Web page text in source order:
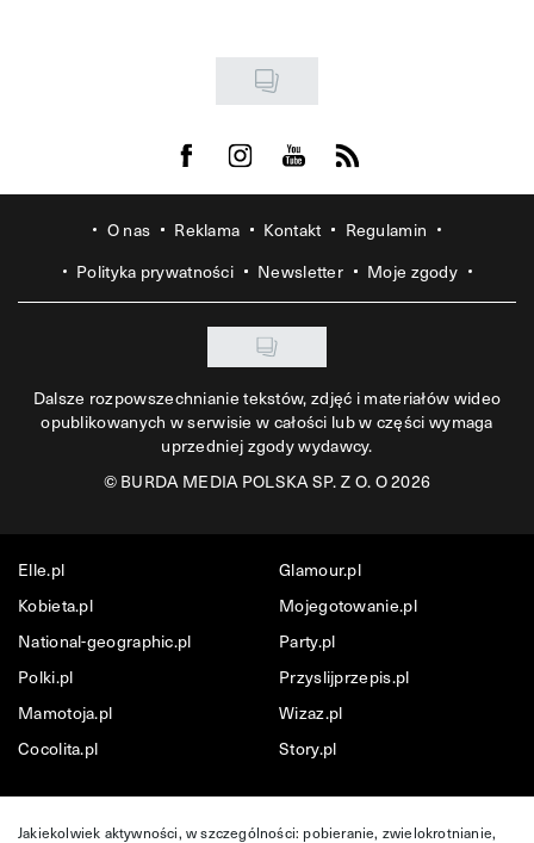
Visit us on Facebook
Visit us on Instagram
Visit us on Youtube
Visit us on Rss
O nas Reklama Kontakt
Regulamin
Polityka prywatności
Newsletter Moje zgody
Dalsze rozpowszechnianie tekstów, zdjęć i materiałów wideo
opublikowanych w serwisie w całości lub w części wymaga
uprzedniej zgody wydawcy.
©BURDA MEDIA POLSKA SP. Z O. O 2026
Elle.pl
Glamour.pl
Kobieta.pl
Mojegotowanie.pl
National-geographic.pl
Party.pl
Polki.pl
Przyslijprzepis.pl
Mamotoja.pl
Wizaz.pl
Cocolita.pl
Story.pl
Jakiekolwiek aktywności, w szczególności: pobieranie, zwielokrotnianie,